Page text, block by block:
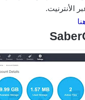
الأنترنيت.